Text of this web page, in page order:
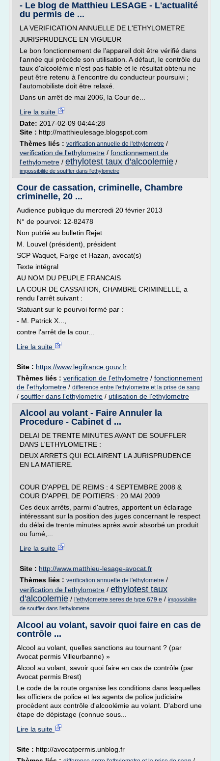
- Le blog de Matthieu LESAGE - L'actualité
du permis de ...
LA VERIFICATION ANNUELLE DE L'ETHYLOMETRE
JURISPRUDENCE EN VIGUEUR
Le bon fonctionnement de l'appareil doit être vérifié dans
l'année qui précède son utilisation. A défaut, le contrôle du
taux d'alcoolémie n'est pas fiable et le résultat obtenu ne
peut être retenu à l'encontre du conducteur poursuivi ;
l'automobiliste doit être relaxé.
Dans un arrêt de mai 2006, la Cour de...
Lire la suite
Date: 2017-02-09 04:44:28
Site : http://matthieulesage.blogspot.com
Thèmes liés : verification annuelle de l'ethylometre /
verification de l'ethylometre / fonctionnement de
l'ethylometre / ethylotest taux d'alcoolemie /
impossibilite de souffler dans l'ethylometre
Cour de cassation, criminelle, Chambre
criminelle, 20 ...
Audience publique du mercredi 20 février 2013
N° de pourvoi: 12-82478
Non publié au bulletin Rejet
M. Louvel (président), président
SCP Waquet, Farge et Hazan, avocat(s)
Texte intégral
AU NOM DU PEUPLE FRANCAIS
LA COUR DE CASSATION, CHAMBRE CRIMINELLE, a
rendu l'arrêt suivant :
Statuant sur le pourvoi formé par :
- M. Patrick X...,
contre l'arrêt de la cour...
Lire la suite
Site : https://www.legifrance.gouv.fr
Thèmes liés : verification de l'ethylometre / fonctionnement
de l'ethylometre / difference entre l'ethylometre et la prise de sang
/ souffler dans l'ethylometre / utilisation de l'ethylometre
Alcool au volant - Faire Annuler la
Procedure - Cabinet d ...
DELAI DE TRENTE MINUTES AVANT DE SOUFFLER
DANS L'ETHYLOMETRE :
DEUX ARRETS QUI ECLAIRENT LA JURISPRUDENCE
EN LA MATIERE.
COUR D'APPEL DE REIMS : 4 SEPTEMBRE 2008 &
COUR D'APPEL DE POITIERS : 20 MAI 2009
Ces deux arrêts, parmi d'autres, apportent un éclairage
intéressant sur la position des juges concernant le respect
du délai de trente minutes après avoir absorbé un produit
ou fumé,...
Lire la suite
Site : http://www.matthieu-lesage-avocat.fr
Thèmes liés : verification annuelle de l'ethylometre /
verification de l'ethylometre / ethylotest taux
d'alcoolemie / l'ethylometre seres de type 679 e / impossibilite
de souffler dans l'ethylometre
Alcool au volant, savoir quoi faire en cas de
contrôle ...
Alcool au volant, quelles sanctions au tournant ? (par
Avocat permis Villeurbanne) »
Alcool au volant, savoir quoi faire en cas de contrôle (par
Avocat permis Brest)
Le code de la route organise les conditions dans lesquelles
les officiers de police et les agents de police judiciaire
procèdent aux contrôle d'alcoolémie au volant. D'abord une
étape de dépistage (connue sous...
Lire la suite
Site : http://avocatpermis.unblog.fr